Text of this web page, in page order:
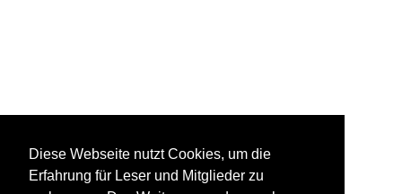
Diese Webseite nutzt Cookies, um die
Erfahrung für Leser und Mitglieder zu